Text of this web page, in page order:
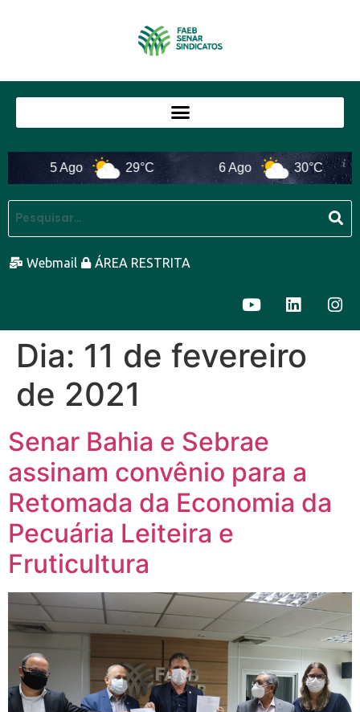
5 Ago 29°C 6 Ago 30°C
Webmail ÁREA RESTRITA
Dia: 11 de fevereiro
de 2021
Senar Bahia e Sebrae
assinam convênio para a
Retomada da Economia da
Pecuária Leiteira e
Fruticultura